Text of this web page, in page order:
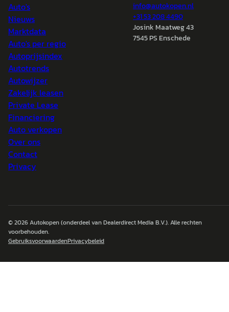
Auto's
Nieuws
Marktdata
Auto's per regio
Autoprijsindex
Autotrends
Autowijzer
Zakelijk leasen
Private Lease
Financiering
Auto verkopen
Over ons
Contact
Privacy
info@autokopen.nl
+31 53 208 4490
Josink Maatweg 43
7545 PS Enschede
© 2026Autokopen(onderdeel van Dealerdirect Media B.V.). Alle rechten
voorbehouden.
GebruiksvoorwaardenPrivacybeleid